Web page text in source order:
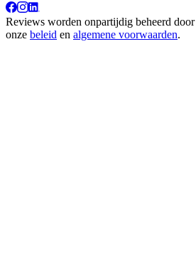
Reviews worden onpartijdig beheerd door
onze beleid en algemene voorwaarden.